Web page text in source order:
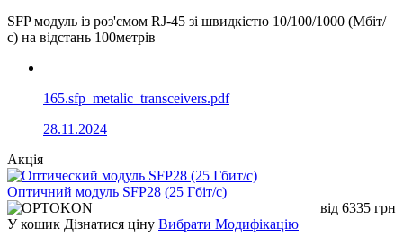
SFP модуль із роз'ємом RJ-45 зі швидкістю 10/100/1000 (Мбіт/
с) на відстань 100метрів
165.sfp_metalic_transceivers.pdf
28.11.2024
Акція
Оптичний модуль SFP28 (25 Гбіт/с)
від 6335 грн
У кошик Дізнатися ціну Вибрати Модифікацію